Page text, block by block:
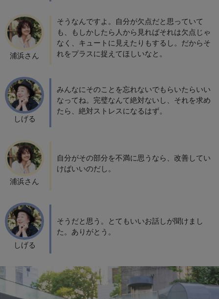
浦浜さん
そうなんですよ。自分が欠点だと思っていて
も、もしかしたら人から見ればそれは欠点じゃ
なく、キュートに見えたりもするし。だからそ
れをプラスに捉えてほしいなと。
しげる
みんなにそのことを忘れないでもらいたらいい
なってね。完璧なんて絶対ないし、それを求め
たら、絶対ストレスになるはず。
浦浜さん
自分がその部分を不満に思うなら、改善してい
けばいいのだし。
しげる
そうだと思う。とてもいいお話しが聞けまし
た。ありがとう。